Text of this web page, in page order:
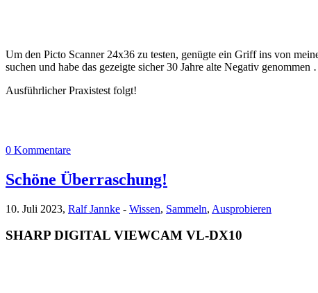
Um den Picto Scanner 24x36 zu testen, genügte ein Griff ins von
suchen und habe das gezeigte sicher 30 Jahre alte Negativ
Ausführlicher Praxistest folgt!
0 Kommentare
Schöne Überraschung!
10. Juli 2023, Ralf Jannke - Wissen, Sammeln, Ausprobieren
SHARP DIGITAL VIEWCAM VL-DX10